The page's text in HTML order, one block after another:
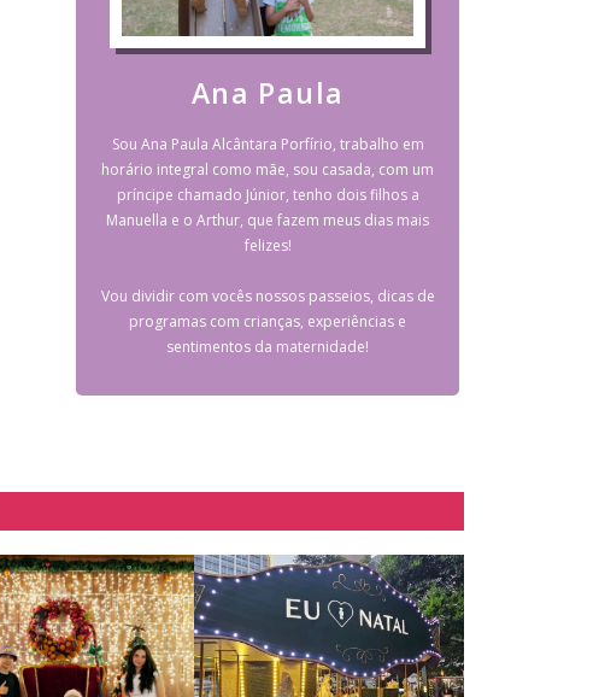
Ana Paula
Sou Ana Paula Alcântara Porfírio, trabalho em
horário integral como mãe, sou casada, com um
príncipe chamado Júnior, tenho dois filhos a
Manuella e o Arthur, que fazem meus dias mais
felizes!
Vou dividir com vocês nossos passeios, dicas de
programas com crianças, experiências e
sentimentos da maternidade!